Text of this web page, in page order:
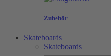
Zubehör
Skateboards
Skateboards